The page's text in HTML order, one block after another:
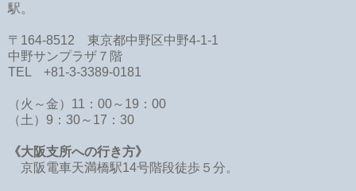
駅。
〒164-8512 東京都中野区中野4-1-1
中野サンプラザ７階
TEL +81-3-3389-0181
（火～金）11：00～19：00
（土）9：30～17：30
《大阪支所への行き方》
京阪電車天満橋駅14号階段徒歩５分。